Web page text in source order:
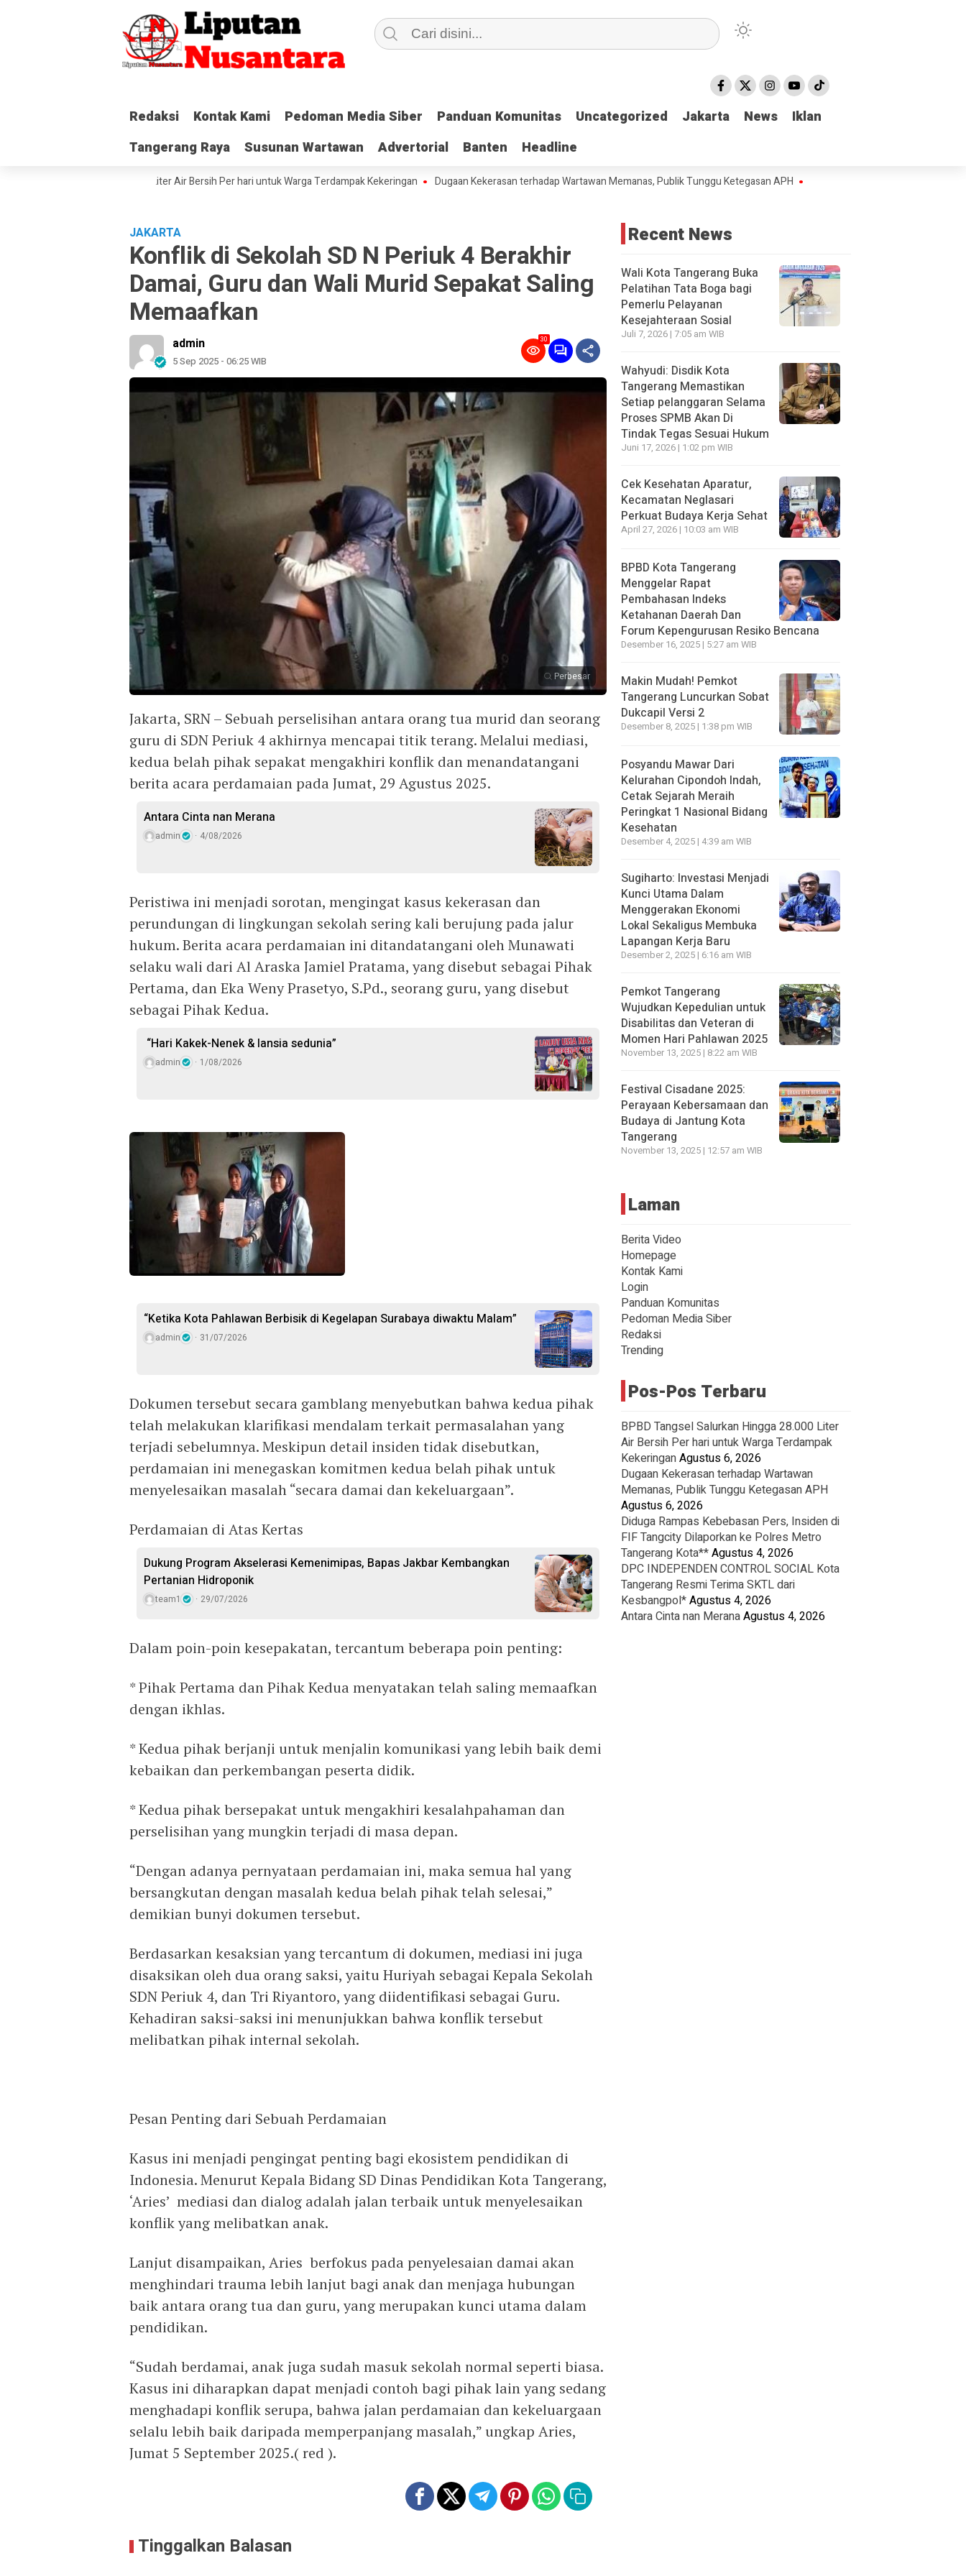
Redaksi Kontak Kami Pedoman Media Siber Panduan Komunitas Uncategorized Jakarta News
Iklan
Tangerang Raya
Susunan Wartawan Advertorial Banten Headline
Redaksi Kontak Kami Pedoman Media Siber Panduan Komunitas Uncategorized Jakarta News
Iklan
Tangerang Raya
Susunan Wartawan Advertorial Banten Headline
Salurkan Hingga 28.000 Liter Air Bersih Per hari untuk Warga Terdampak Kekeringan Dugaan Kekerasan terhadap Wartawan Memanas, Publik Tunggu Ketegasan APH Diduga Rampas Kebebasan Pers, Insiden
JAKARTA
Konflik di Sekolah SD N Periuk 4 Berakhir
Damai, Guru dan Wali Murid Sepakat Saling
Memaafkan
admin
5 Sep 2025 - 06:25 WIB
30
Perbesar
Jakarta, SRN – Sebuah perselisihan antara orang tua murid dan seorang
guru di SDN Periuk 4 akhirnya mencapai titik terang. Melalui mediasi,
kedua belah pihak sepakat mengakhiri konflik dan menandatangani
berita acara perdamaian pada Jumat, 29 Agustus 2025.
Antara Cinta nan Merana
admin 4/08/2026
Peristiwa ini menjadi sorotan, mengingat kasus kekerasan dan
perundungan di lingkungan sekolah sering kali berujung pada jalur
hukum. Berita acara perdamaian ini ditandatangani oleh Munawati
selaku wali dari Al Araska Jamiel Pratama, yang disebut sebagai Pihak
Pertama, dan Eka Weny Prasetyo, S.Pd., seorang guru, yang disebut
sebagai Pihak Kedua.
“Hari Kakek-Nenek & lansia sedunia”
admin 1/08/2026
“Ketika Kota Pahlawan Berbisik di Kegelapan Surabaya diwaktu Malam”
admin 31/07/2026
Dokumen tersebut secara gamblang menyebutkan bahwa kedua pihak
telah melakukan klarifikasi mendalam terkait permasalahan yang
terjadi sebelumnya. Meskipun detail insiden tidak disebutkan,
perdamaian ini menegaskan komitmen kedua belah pihak untuk
menyelesaikan masalah “secara damai dan kekeluargaan”.
Perdamaian di Atas Kertas
Dukung Program Akselerasi Kemenimipas, Bapas Jakbar Kembangkan
Pertanian Hidroponik
team1 29/07/2026
Dalam poin-poin kesepakatan, tercantum beberapa poin penting:
* Pihak Pertama dan Pihak Kedua menyatakan telah saling memaafkan
dengan ikhlas.
* Kedua pihak berjanji untuk menjalin komunikasi yang lebih baik demi
kebaikan dan perkembangan peserta didik.
* Kedua pihak bersepakat untuk mengakhiri kesalahpahaman dan
perselisihan yang mungkin terjadi di masa depan.
“Dengan adanya pernyataan perdamaian ini, maka semua hal yang
bersangkutan dengan masalah kedua belah pihak telah selesai,”
demikian bunyi dokumen tersebut.
Berdasarkan kesaksian yang tercantum di dokumen, mediasi ini juga
disaksikan oleh dua orang saksi, yaitu Huriyah sebagai Kepala Sekolah
SDN Periuk 4, dan Tri Riyantoro, yang diidentifikasi sebagai Guru.
Kehadiran saksi-saksi ini menunjukkan bahwa konflik tersebut
melibatkan pihak internal sekolah.
Pesan Penting dari Sebuah Perdamaian
Kasus ini menjadi pengingat penting bagi ekosistem pendidikan di
Indonesia. Menurut Kepala Bidang SD Dinas Pendidikan Kota Tangerang,
‘Aries’ mediasi dan dialog adalah jalan terbaik untuk menyelesaikan
konflik yang melibatkan anak.
Lanjut disampaikan, Aries berfokus pada penyelesaian damai akan
menghindari trauma lebih lanjut bagi anak dan menjaga hubungan
baik antara orang tua dan guru, yang merupakan kunci utama dalam
pendidikan.
“Sudah berdamai, anak juga sudah masuk sekolah normal seperti biasa.
Kasus ini diharapkan dapat menjadi contoh bagi pihak lain yang sedang
menghadapi konflik serupa, bahwa jalan perdamaian dan kekeluargaan
selalu lebih baik daripada memperpanjang masalah,” ungkap Aries,
Jumat 5 September 2025.( red ).
Tinggalkan Balasan
Recent News
Wali Kota Tangerang Buka
Pelatihan Tata Boga bagi
Pemerlu Pelayanan
Kesejahteraan Sosial
Juli 7, 2026 | 7:05 am WIB
Wahyudi: Disdik Kota
Tangerang Memastikan
Setiap pelanggaran Selama
Proses SPMB Akan Di
Tindak Tegas Sesuai Hukum
Juni 17, 2026 | 1:02 pm WIB
Cek Kesehatan Aparatur,
Kecamatan Neglasari
Perkuat Budaya Kerja Sehat
April 27, 2026 | 10:03 am WIB
BPBD Kota Tangerang
Menggelar Rapat
Pembahasan lndeks
Ketahanan Daerah Dan
Forum Kepengurusan Resiko Bencana
Desember 16, 2025 | 5:27 am WIB
Makin Mudah! Pemkot
Tangerang Luncurkan Sobat
Dukcapil Versi 2
Desember 8, 2025 | 1:38 pm WIB
Posyandu Mawar Dari
Kelurahan Cipondoh lndah,
Cetak Sejarah Meraih
Peringkat 1 Nasional Bidang
Kesehatan
Desember 4, 2025 | 4:39 am WIB
Sugiharto: Investasi Menjadi
Kunci Utama Dalam
Menggerakan Ekonomi
Lokal Sekaligus Membuka
Lapangan Kerja Baru
Desember 2, 2025 | 6:16 am WIB
Pemkot Tangerang
Wujudkan Kepedulian untuk
Disabilitas dan Veteran di
Momen Hari Pahlawan 2025
November 13, 2025 | 8:22 am WIB
Festival Cisadane 2025:
Perayaan Kebersamaan dan
Budaya di Jantung Kota
Tangerang
November 13, 2025 | 12:57 am WIB
Laman
Berita Video
Homepage
Kontak Kami
Login
Panduan Komunitas
Pedoman Media Siber
Redaksi
Trending
Pos-Pos Terbaru
BPBD Tangsel Salurkan Hingga 28.000 Liter
Air Bersih Per hari untuk Warga Terdampak
KekeringanAgustus 6, 2026
Dugaan Kekerasan terhadap Wartawan
Memanas, Publik Tunggu Ketegasan APH
Agustus 6, 2026
Diduga Rampas Kebebasan Pers, Insiden di
FIF Tangcity Dilaporkan ke Polres Metro
Tangerang Kota**Agustus 4, 2026
DPC INDEPENDEN CONTROL SOCIAL Kota
Tangerang Resmi Terima SKTL dari
Kesbangpol*Agustus 4, 2026
Antara Cinta nan MeranaAgustus 4, 2026